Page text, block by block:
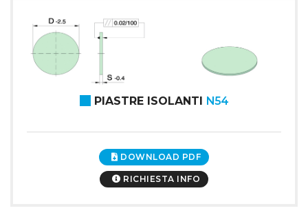
PIASTRE ISOLANTI N54
DOWNLOAD PDF
RICHIESTA INFO